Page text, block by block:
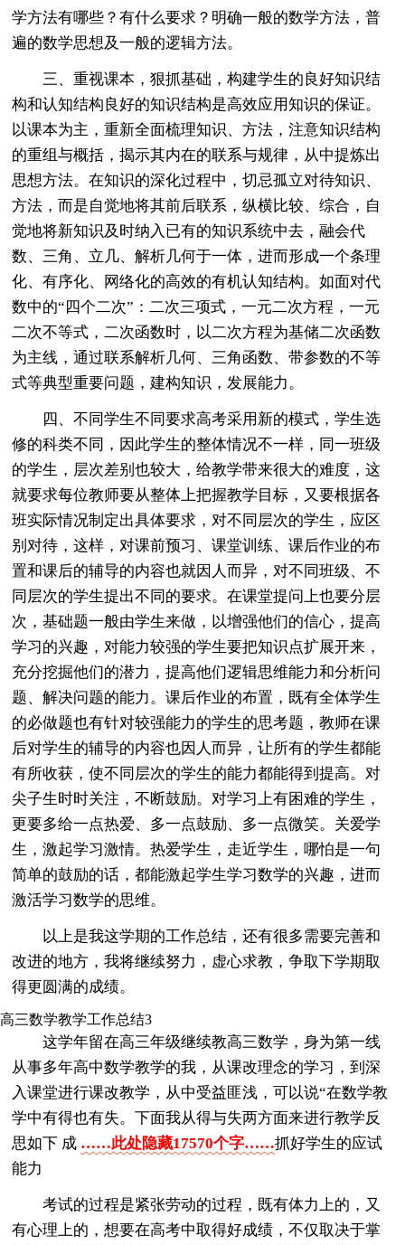
学方法有哪些？有什么要求？明确一般的数学方法，普
遍的数学思想及一般的逻辑方法。
三、重视课本，狠抓基础，构建学生的良好知识结
构和认知结构良好的知识结构是高效应用知识的保证。
以课本为主，重新全面梳理知识、方法，注意知识结构
的重组与概括，揭示其内在的联系与规律，从中提炼出
思想方法。在知识的深化过程中，切忌孤立对待知识、
方法，而是自觉地将其前后联系，纵横比较、综合，自
觉地将新知识及时纳入已有的知识系统中去，融会代
数、三角、立几、解析几何于一体，进而形成一个条理
化、有序化、网络化的高效的有机认知结构。如面对代
数中的“四个二次”：二次三项式，一元二次方程，一元
二次不等式，二次函数时，以二次方程为基储二次函数
为主线，通过联系解析几何、三角函数、带参数的不等
式等典型重要问题，建构知识，发展能力。
四、不同学生不同要求高考采用新的模式，学生选
修的科类不同，因此学生的整体情况不一样，同一班级
的学生，层次差别也较大，给教学带来很大的难度，这
就要求每位教师要从整体上把握教学目标，又要根据各
班实际情况制定出具体要求，对不同层次的学生，应区
别对待，这样，对课前预习、课堂训练、课后作业的布
置和课后的辅导的内容也就因人而异，对不同班级、不
同层次的学生提出不同的要求。在课堂提问上也要分层
次，基础题一般由学生来做，以增强他们的信心，提高
学习的兴趣，对能力较强的学生要把知识点扩展开来，
充分挖掘他们的潜力，提高他们逻辑思维能力和分析问
题、解决问题的能力。课后作业的布置，既有全体学生
的必做题也有针对较强能力的学生的思考题，教师在课
后对学生的辅导的内容也因人而异，让所有的学生都能
有所收获，使不同层次的学生的能力都能得到提高。对
尖子生时时关注，不断鼓励。对学习上有困难的学生，
更要多给一点热爱、多一点鼓励、多一点微笑。关爱学
生，激起学习激情。热爱学生，走近学生，哪怕是一句
简单的鼓励的话，都能激起学生学习数学的兴趣，进而
激活学习数学的思维。
以上是我这学期的工作总结，还有很多需要完善和
改进的地方，我将继续努力，虚心求教，争取下学期取
得更圆满的成绩。
高三数学教学工作总结3
这学年留在高三年级继续教高三数学，身为第一线
从事多年高中数学教学的我，从课改理念的学习，到深
入课堂进行课改教学，从中受益匪浅，可以说“在数学教
学中有得也有失。下面我从得与失两方面来进行教学反
思如下 成 ……此处隐藏17570个字……抓好学生的应试
能力
考试的过程是紧张劳动的过程，既有体力上的，又
有心理上的，想要在高考中取得好成绩，不仅取决于掌